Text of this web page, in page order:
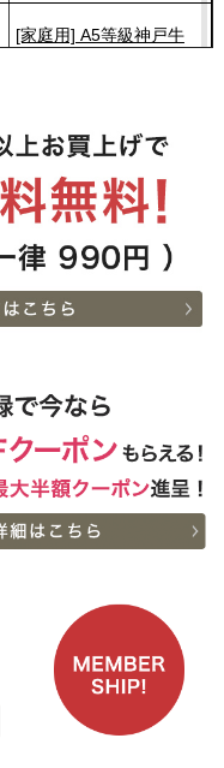
[家庭用] A5等級神戸牛
ト ８千円
神戸牛 食べ比べお重 二
[お徳用]アウトレット A5
等級神戸牛 焼肉・BBQ
段
神戸牛目録 選べるセッ
ト １万５千円
A5等級 神戸牛 フィレ ブ
[家庭用] A5等級神戸牛
肩ロースしゃぶしゃぶ
200g〜1kg
神戸牛ギフトセット 1万
円 ステーキ・ハンバーグ